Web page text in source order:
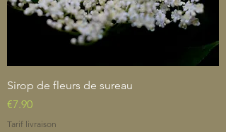
Sirop de fleurs de sureau
Price
€7.90
Tarif livraison